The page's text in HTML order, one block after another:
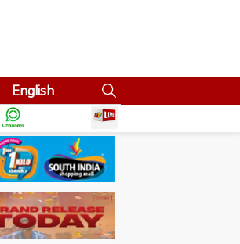
English